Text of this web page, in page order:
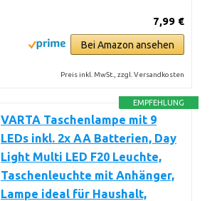
7,99 €
Bei Amazon ansehen
Preis inkl. MwSt., zzgl. Versandkosten
EMPFEHLUNG
VARTA Taschenlampe mit 9
LEDs inkl. 2x AA Batterien, Day
Light Multi LED F20 Leuchte,
Taschenleuchte mit Anhänger,
Lampe ideal für Haushalt,